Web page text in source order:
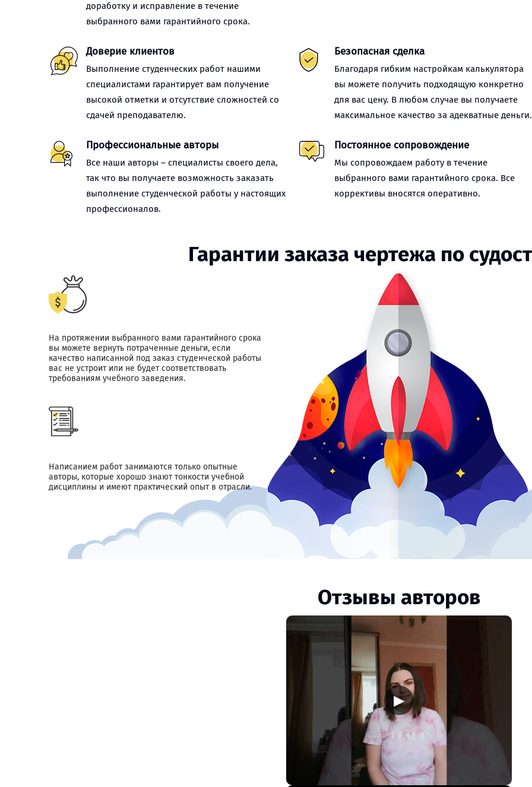
доработку и исправление в течение
выбранного вами гарантийного срока.
Доверие клиентов
Выполнение студенческих работ нашими
специалистами гарантирует вам получение
высокой отметки и отсутствие сложностей со
сдачей преподавателю.
Безопасная сделка
Благодаря гибким настройкам калькулятора
вы можете получить подходящую конкретно
для вас цену. В любом случае вы получаете
максимальное качество за адекватные деньги.
Профессиональные авторы
Все наши авторы – специалисты своего дела,
так что вы получаете возможность заказать
выполнение студенческой работы у настоящих
профессионалов.
Постоянное сопровождение
Мы сопровождаем работу в течение
выбранного вами гарантийного срока. Все
коррективы вносятся оперативно.
Гарантии заказа чертежа по
На протяжении выбранного вами гарантийного срока
вы можете вернуть потраченные деньги, если
качество написанной под заказ студенческой работы
вас не устроит или не будет соответствовать
требованиям учебного заведения.
Написанием работ занимаются только опытные
авторы, которые хорошо знают тонкости учебной
дисциплины и имеют практический опыт в отрасли.
Отзывы авторов
▶